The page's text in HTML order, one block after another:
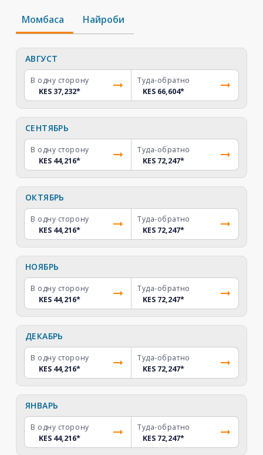
Момбаса Найроби
АВГУСТ
В одну сторону
KES 37,232*
Туда-обратно
KES 66,604*
СЕНТЯБРЬ
В одну сторону
KES 44,216*
Туда-обратно
KES 72,247*
ОКТЯБРЬ
В одну сторону
KES 44,216*
Туда-обратно
KES 72,247*
НОЯБРЬ
В одну сторону
KES 44,216*
Туда-обратно
KES 72,247*
ДЕКАБРЬ
В одну сторону
KES 44,216*
Туда-обратно
KES 72,247*
ЯНВАРЬ
В одну сторону
KES 44,216*
Туда-обратно
KES 72,247*